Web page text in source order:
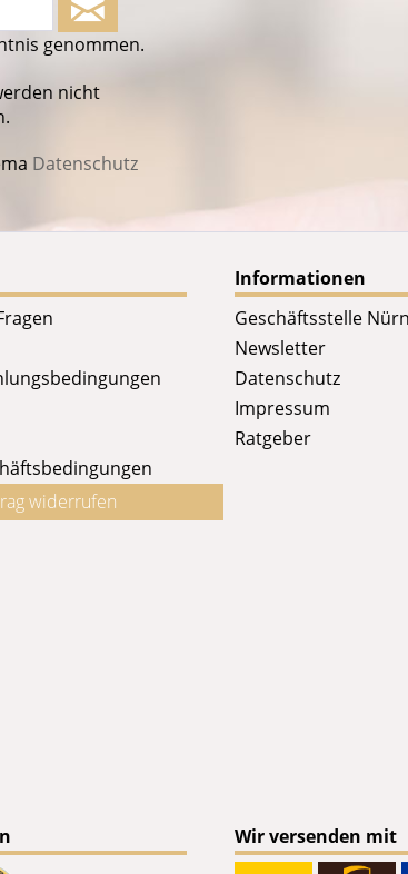
genommen.
nicht
Datenschutz
widerrufen
Informationen
Geschäftsstelle
Newsletter
Datenschutz
Impressum
Ratgeber
Wir versenden mit